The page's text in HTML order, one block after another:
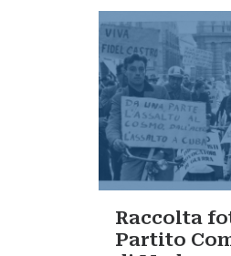
Raccolta
Partito